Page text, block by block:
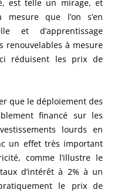
est telle un mirage, et
que l’on s’en
et d’apprentissage
renouvelables à mesure
réduisent les prix de
que le déploiement des
financé sur les
lourds en
un effet très important
comme l’illustre le
d’intérêt à 2% à un
le prix de